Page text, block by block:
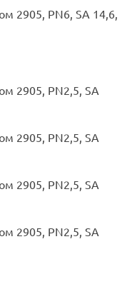
2905, PN6, SA 14,6,
2905, PN2,5, SA
2905, PN2,5, SA
2905, PN2,5, SA
2905, PN2,5, SA